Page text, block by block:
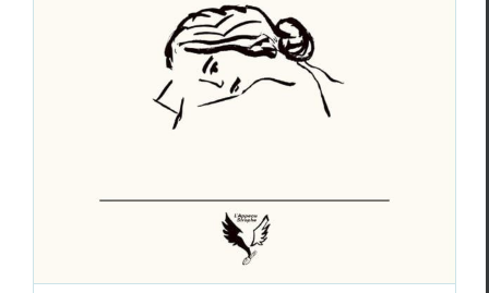
ma mémoire
Critiques Iren Mihaylova